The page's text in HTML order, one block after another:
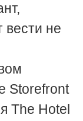
вести не
Storefront
The Hotel